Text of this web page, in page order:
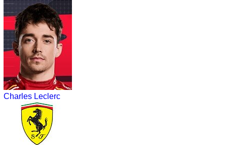
Charles Leclerc